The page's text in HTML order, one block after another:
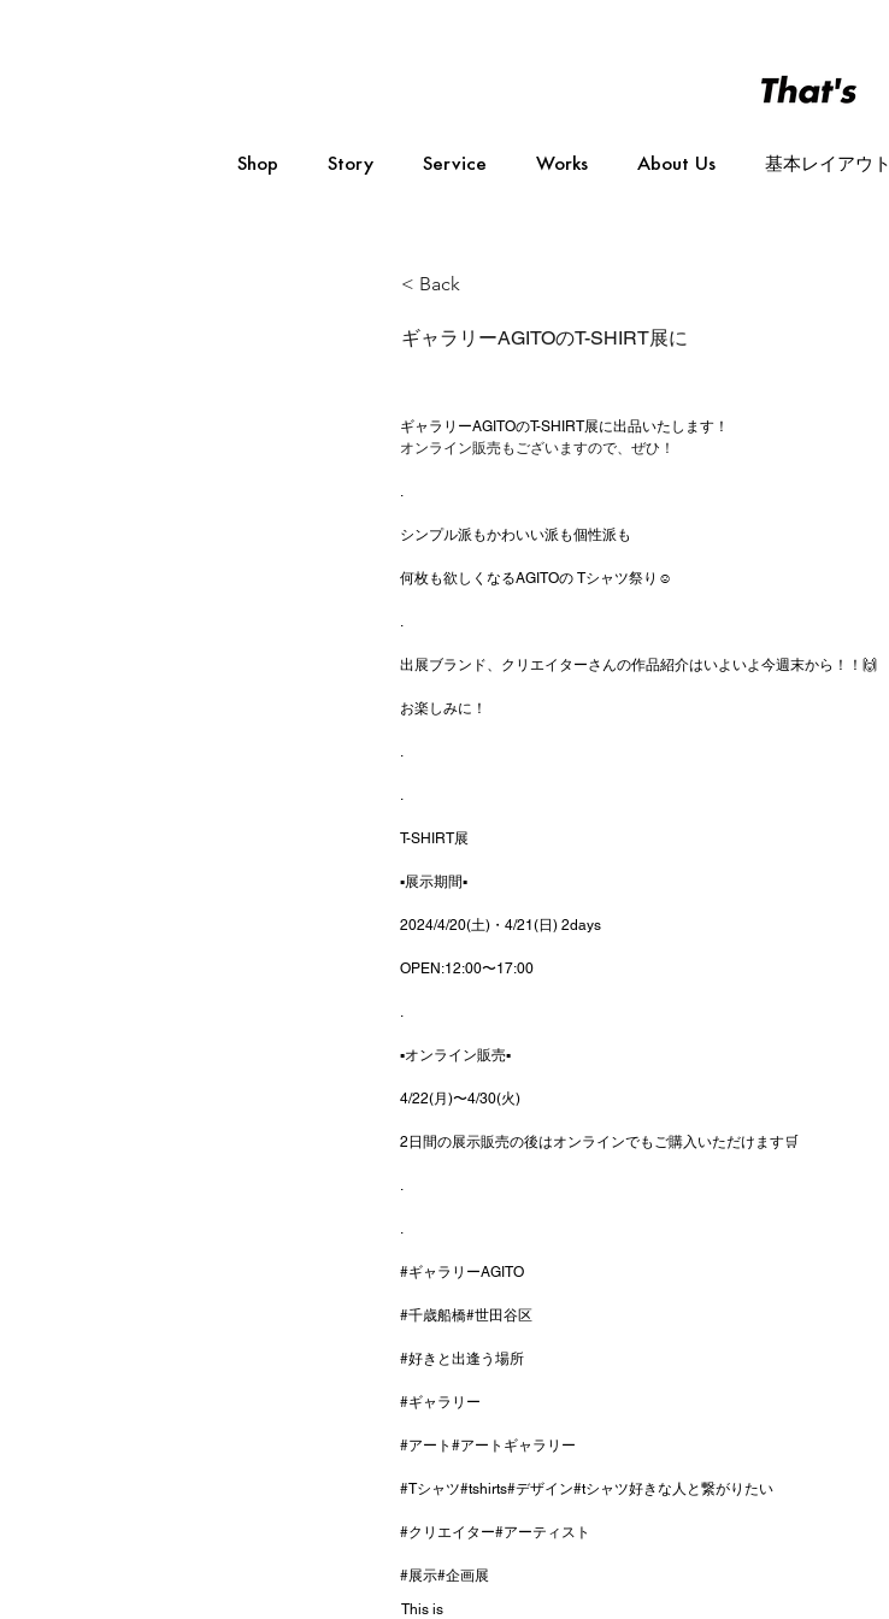
Shop Story Service Works About Us 基本レイアウト
< Back
ギャラリーAGITOのT-SHIRT展に
ギャラリーAGITOのT-SHIRT展に出品いたします！
オンライン販売もございますので、ぜひ！
シンプル派もかわいい派も個性派も
何枚も欲しくなるAGITOの Tシャツ祭り☺︎
出展ブランド、クリエイターさんの作品紹介はいよいよ今週末から！！🙌
お楽しみに！
T-SHIRT展
▪︎展示期間▪︎
2024/4/20(土)・4/21(日) 2days
OPEN:12:00〜17:00
▪︎オンライン販売▪︎
4/22(月)〜4/30(火)
2日間の展示販売の後はオンラインでもご購入いただけます🛒
#ギャラリーAGITO
#千歳船橋#世田谷区
#好きと出逢う場所
#ギャラリー
#アート #アートギャラリー
#Tシャツ#tshirts#デザイン#tシャツ好きな人と繋がりたい
#クリエイター#アーティスト
#展示#企画展
This is